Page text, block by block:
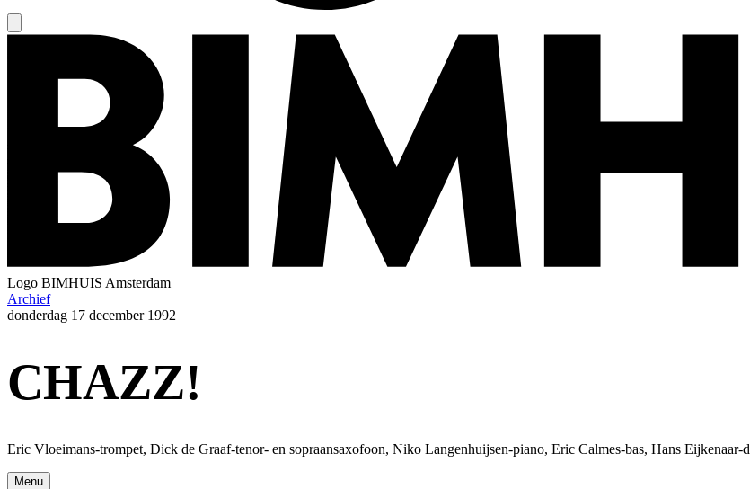
Logo BIMHUIS Amsterdam
Archief
donderdag 17 december 1992
CHAZZ!
Eric Vloeimans-trompet, Dick de Graaf-tenor- en sopraansaxofoon, Niko Langenhuijsen-piano, Eric Calmes-bas, Hans Eijkenaar-
Menu